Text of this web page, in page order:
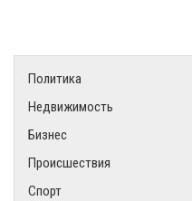
Политика
Недвижимость
Бизнес
Происшествия
Спорт